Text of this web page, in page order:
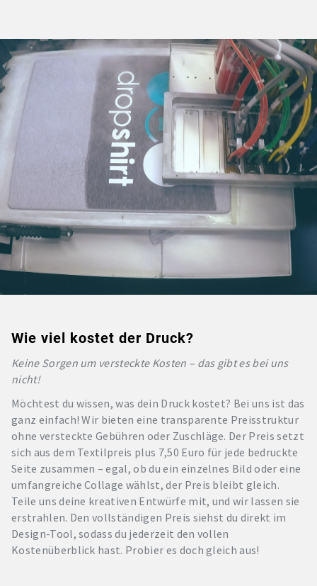
Wie viel kostet der Druck?
Keine Sorgen um versteckte Kosten – das gibt es bei uns
nicht!
Möchtest du wissen, was dein Druck kostet? Bei uns ist das
ganz einfach! Wir bieten eine transparente Preisstruktur
ohne versteckte Gebühren oder Zuschläge. Der Preis setzt
sich aus dem Textilpreis plus 7,50 Euro für jede bedruckte
Seite zusammen – egal, ob du ein einzelnes Bild oder eine
umfangreiche Collage wählst, der Preis bleibt gleich.
Teile uns deine kreativen Entwürfe mit, und wir lassen sie
erstrahlen. Den vollständigen Preis siehst du direkt im
Design-Tool, sodass du jederzeit den vollen
Kostenüberblick hast. Probier es doch gleich aus!